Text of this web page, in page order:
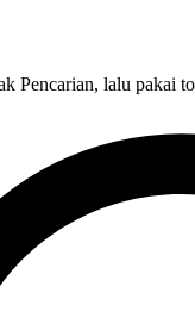
Pencarian, lalu pakai